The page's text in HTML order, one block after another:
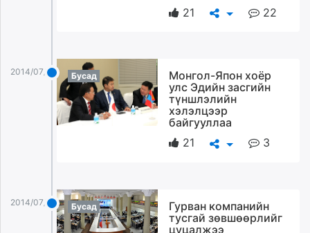
21
22
2014/07/22 Бусад
Монгол-Япон хоёр
улс Эдийн засгийн
түншлэлийн
хэлэлцээр
байгууллаа
21
3
2014/07/22 Бусад
Гурван компанийн
тусгай зөвшөөрлийг
цуцалжээ